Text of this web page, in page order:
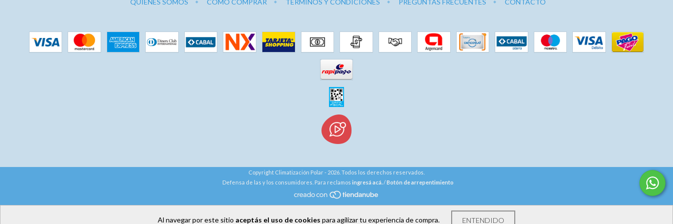
Al navegar por este sitio aceptás el uso de cookies para agilizar tu experiencia de compra. ENTENDIDO
QUIENES SOMOS CÓMO COMPRAR TÉRMINOS Y CONDICIONES PREGUNTAS FRECUENTES CONTACTO
Copyright Climatización Polar - 2026. Todos los derechos reservados.
Defensa de las y los consumidores. Para reclamos ingresá acá./Botón de arrepentimiento